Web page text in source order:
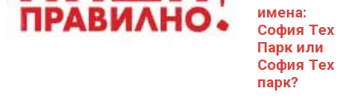
имена:
София Тех
Парк или
София Тех
парк?